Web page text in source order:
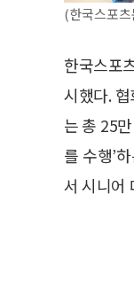
(한국스포
한국스포
시했다.
는 총 25
를 수행’
서 시니어